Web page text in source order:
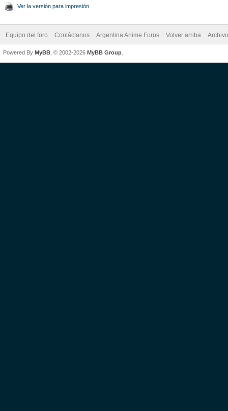
Ver la versión para impresión
Equipo del foro Contáctanos Argentina Anime Foros Volver arriba
Powered By MyBB , © 2002-2026 MyBB Group